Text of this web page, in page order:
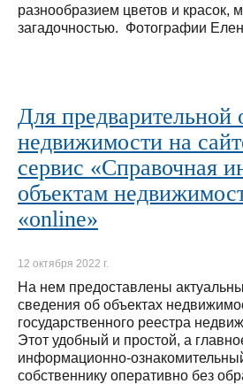
разнообразием цветов и красок,
загадочностью. Фотографии
Для предварительной
недвижимости на
сервис «Справочная
объектам
«online»
12 октября 2022 г.
На нем предоставлены
сведения об объектах
государственного реестра
Этот удобный и простой, а
информационно-
собственнику оперативно без